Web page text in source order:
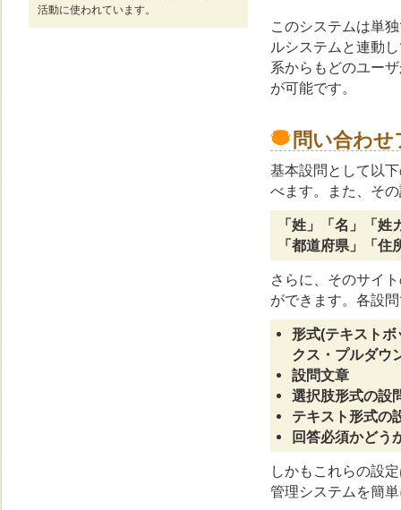
活動に使われています。
このシステムは単
ルシステムと連動
系からもどのユー
が可能です。
問い合わ
基本設問として以
べます。また、そ
「姓」「名」「
「都道府県」「
さらに、そのサイ
ができます。各設
形式(テキスト
クス・プルダウ
設問文章
選択肢形式の設
テキスト形式の
回答必須かどう
しかもこれらの設
管理システムを簡